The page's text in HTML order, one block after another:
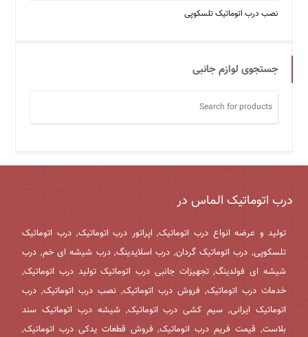
نصب درب اتوماتیک تلسکوپی
جستجوی لوازم جانبی
درب اتوماتیک الماس در
تولید و عرضه انواع درب اتوماتیک, اپراتور درب اتوماتیک, درب اتوماتیک
تلسکوپی, درب اتوماتیک گردان, درب اسلایدینگ, درب شیشه ای خم, درب
شیشه ای فولدینگ, تجهیزات جانبی درب اتوماتیک تولید درب اتوماتیک,
خدمات درب اتوماتیک, فروش درب اتوماتیک, نصب درب اتوماتیک, درب
اتوماتیک ایرانی, سیم کشی درب اتوماتیک, شیشه درب اتوماتیک سند
بلاست, قیمت فریم درب اتوماتیک, فروش قطعات یدکی درب اتوماتیک,